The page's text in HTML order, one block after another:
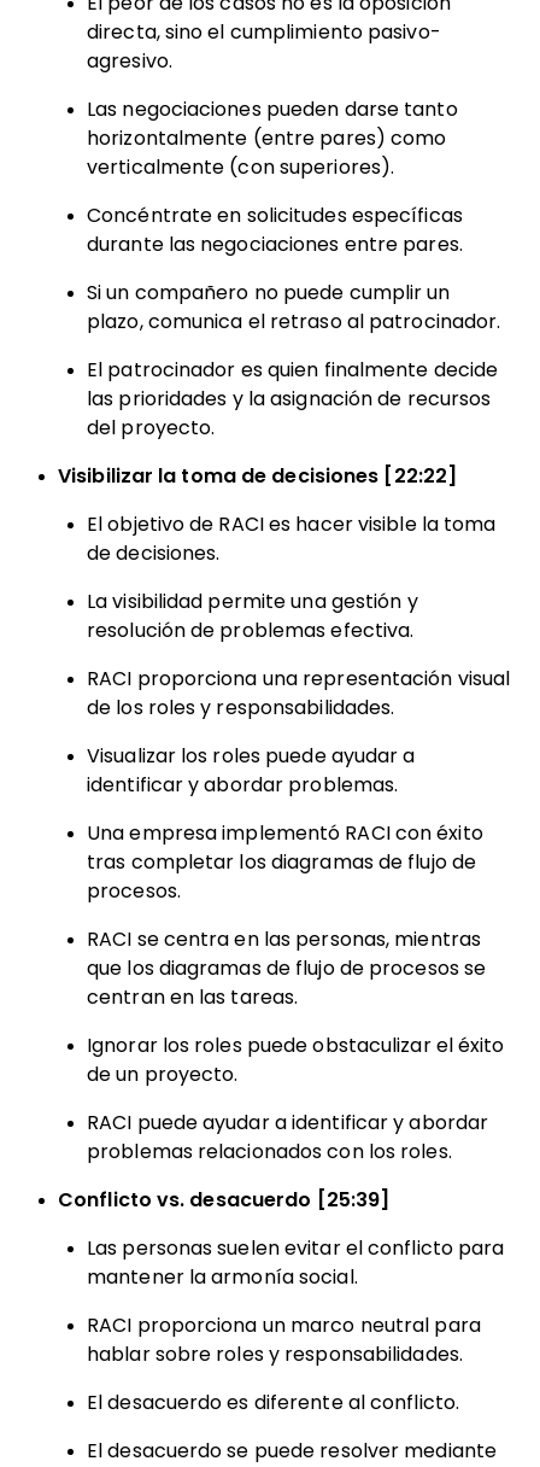
directa, sino el cumplimiento pasivo-
agresivo.
Las negociaciones pueden darse tanto
horizontalmente (entre pares) como
verticalmente (con superiores).
Concéntrate en solicitudes específicas
durante las negociaciones entre pares.
Si un compañero no puede cumplir un
plazo, comunica el retraso al patrocinador.
El patrocinador es quien finalmente decide
las prioridades y la asignación de recursos
del proyecto.
Visibilizar la toma de decisiones [22:22]
El objetivo de RACI es hacer visible la toma
de decisiones.
La visibilidad permite una gestión y
resolución de problemas efectiva.
RACI proporciona una representación visual
de los roles y responsabilidades.
Visualizar los roles puede ayudar a
identificar y abordar problemas.
Una empresa implementó RACI con éxito
tras completar los diagramas de flujo de
procesos.
RACI se centra en las personas, mientras
que los diagramas de flujo de procesos se
centran en las tareas.
Ignorar los roles puede obstaculizar el éxito
de un proyecto.
RACI puede ayudar a identificar y abordar
problemas relacionados con los roles.
Conflicto vs. desacuerdo [25:39]
Las personas suelen evitar el conflicto para
mantener la armonía social.
RACI proporciona un marco neutral para
hablar sobre roles y responsabilidades.
El desacuerdo es diferente al conflicto.
El desacuerdo se puede resolver mediante